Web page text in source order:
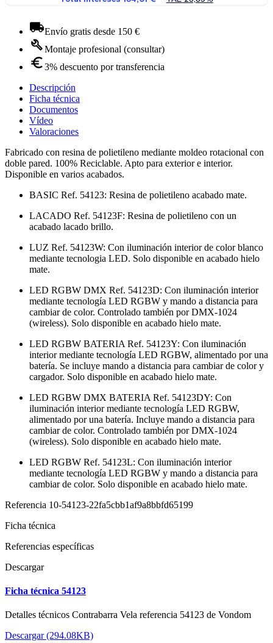
Envío gratis desde 150 €
Montaje profesional (consultar)
3% descuento por transferencia
Descripción
Ficha técnica
Documentos
Vídeo
Valoraciones
Fabricado con resina de polietileno mediante moldeo rotacional con
doble pared. 100% Reciclable. Apto para exterior e interior.
Disponible en varios acabados.
BASIC Ref. 54123: Resina de polietileno acabado mate.
LACADO Ref. 54123F: Resina de polietileno con un
acabado lacado brillo.
LUZ Ref. 54123W: Con iluminación interior de color blanco
mediante tecnologia LED. Solo disponible en acabado hielo
mate.
LED RGBW DMX Ref. 54123D: Con iluminación interior
mediante tecnología LED RGBW y mando a distancia para
cambiar de color. Controlado también por DMX-1024
(wireless). Solo disponible en acabado hielo mate.
LED RGBW BATERIA Ref. 54123Y: Con iluminación
interior mediante tecnología LED RGBW, alimentado por una
batería. Se incluye mando a distancia para cambiar de color y
cargador. Solo disponible en acabado hielo mate.
LED RGBW DMX BATERIA Ref. 54123DY: Con
iluminación interior mediante tecnología LED RGBW,
alimentado por una batería. Incluye mando a distancia para
cambiar de color. Controlado también por DMX-1024
(wireless). Solo disponible en acabado hielo mate.
LED RGBW Ref. 54123L: Con iluminación interior
mediante tecnología LED RGBW y mando a distancia para
cambiar de color. Solo disponible en acabado hielo mate.
Referencia 10-54123-22fa5cbb1af9a8bbfd65199
Ficha técnica
Referencias específicas
Descargar
Ficha técnica 54123
Detalles técnicos Contrabarra Vela referencia 54123 de Vondom
Descargar (294.08KB)